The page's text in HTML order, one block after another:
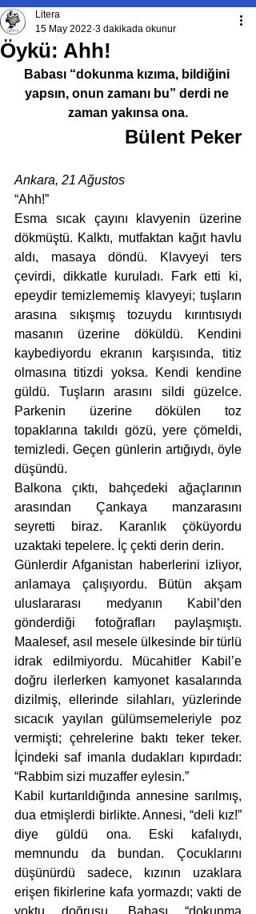
Öykü: Ahh!
Litera
15 May 2022 3 dakikada okunur
Babası “dokunma kızıma, bildiğini
yapsın, onun zamanı bu” derdi ne
zaman yakınsa ona.
Bülent Peker
Ankara, 21 Ağustos
“Ahh!”
Esma sıcak çayını klavyenin üzerine
dökmüştü. Kalktı, mutfaktan kağıt havlu
aldı, masaya döndü. Klavyeyi ters
çevirdi, dikkatle kuruladı. Fark etti ki,
epeydir temizlememiş klavyeyi; tuşların
arasına sıkışmış tozuydu kırıntısıydı
masanın üzerine döküldü. Kendini
kaybediyordu ekranın karşısında, titiz
olmasına titizdi yoksa. Kendi kendine
güldü. Tuşların arasını sildi güzelce.
Parkenin üzerine dökülen toz
topaklarına takıldı gözü, yere çömeldi,
temizledi. Geçen günlerin artığıydı, öyle
düşündü.
Balkona çıktı, bahçedeki ağaçlarının
arasından Çankaya manzarasını
seyretti biraz. Karanlık çöküyordu
uzaktaki tepelere. İç çekti derin derin.
Günlerdir Afganistan haberlerini izliyor,
anlamaya çalışıyordu. Bütün akşam
uluslararası medyanın Kabil’den
gönderdiği fotoğrafları paylaşmıştı.
Maalesef, asıl mesele ülkesinde bir türlü
idrak edilmiyordu. Mücahitler Kabil’e
doğru ilerlerken kamyonet kasalarında
dizilmiş, ellerinde silahları, yüzlerinde
sıcacık yayılan gülümsemeleriyle poz
vermişti; çehrelerine baktı teker teker.
İçindeki saf imanla dudakları kıpırdadı:
“Rabbim sizi muzaffer eylesin.”
Kabil kurtarıldığında annesine sarılmış,
dua etmişlerdi birlikte. Annesi, “deli kız!”
diye güldü ona. Eski kafalıydı,
memnundu da bundan. Çocuklarını
düşünürdü sadece, kızının uzaklara
erişen fikirlerine kafa yormazdı; vakti de
yoktu doğrusu. Babası “dokunma